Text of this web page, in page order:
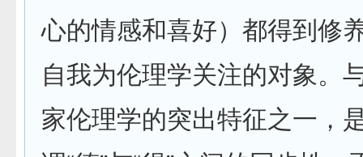
心的情感和喜好）都得到修
自我为伦理学关注的对象。
家伦理学的突出特征之一，